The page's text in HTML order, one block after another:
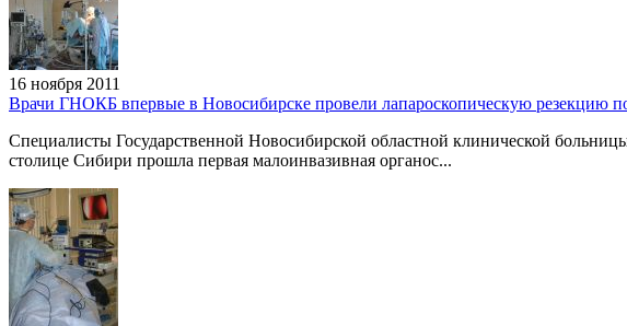
16 ноября 2011
Врачи ГНОКБ впервые в Новосибирске провели лапароскопическую резекцию
Специалисты Государственной Новосибирской областной клинической
столице Сибири прошла первая малоинвазивная органос...